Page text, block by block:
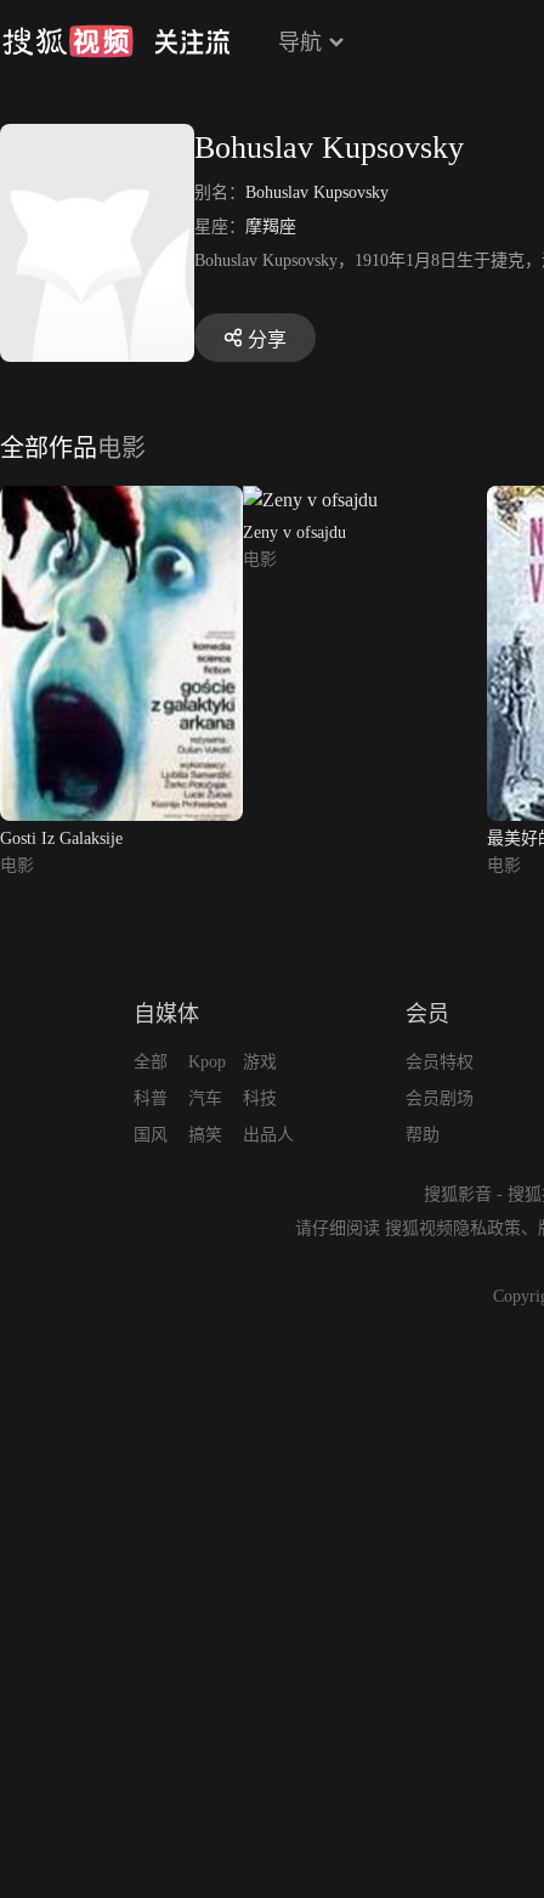
导航
Bohuslav Kupsovsky
别名： Bohuslav Kupsovsky
星座： 摩羯座
Bohuslav Kupsovsky，1910年1月8日生于捷克
分享
全部作品电影
Gosti Iz Galaksije
电影
Zeny v ofsajdu
电影
最美好
电影
自媒体
全部
科普
国风
Kpop
汽车
搞笑
游戏
科技
出品人
会员
会员特权
会员剧场
帮助
搜狐影音 - 搜
请仔细阅读 搜狐视频隐私政策、